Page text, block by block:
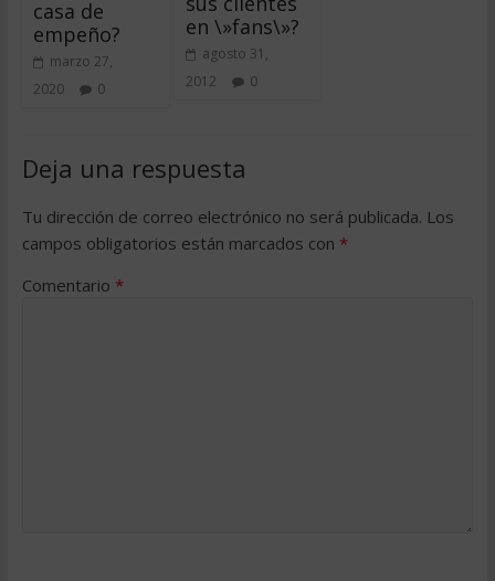
casa de
empeño?
marzo 27,
2020
0
en \»fans\»?
agosto 31,
2012
0
Deja una respuesta
Tu dirección de correo electrónico no será publicada. Los
campos obligatorios están marcados con *
Comentario *